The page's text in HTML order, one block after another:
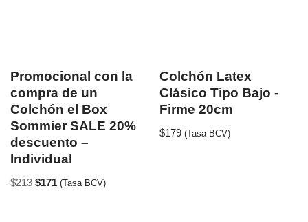
Promocional con la
compra de un
Colchón el Box
Sommier SALE 20%
descuento –
Individual
$213 $171 (Tasa BCV)
Colchón Latex
Clásico Tipo Bajo -
Firme 20cm
$179 (Tasa BCV)